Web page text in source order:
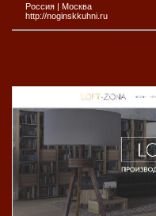
Россия | Москва
http://noginskkuhni.ru